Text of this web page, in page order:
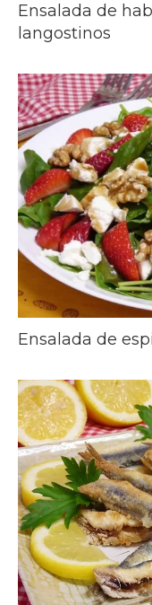
Ensalada de
langostinos
Ensalada de